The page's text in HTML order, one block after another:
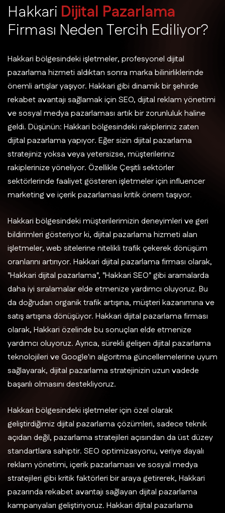
Hakkari Dijital Pazarlama
Firması NedenTercih Ediliyor?
Hakkari bölgesindeki işletmeler, profesyonel dijital
pazarlama hizmeti aldıktan sonra marka bilinirliklerinde
önemli artışlar yaşıyor. Hakkari gibi dinamik bir şehirde
rekabet avantajı sağlamak için SEO, dijital reklam yönetimi
ve sosyal medya pazarlaması artık bir zorunluluk haline
geldi. Düşünün: Hakkari bölgesindeki rakipleriniz zaten
dijital pazarlama yapıyor. Eğer sizin dijital pazarlama
stratejiniz yoksa veya yetersizse, müşterileriniz
rakiplerinize yöneliyor. Özellikle Çeşitli sektörler
sektörlerinde faaliyet gösteren işletmeler için influencer
marketing ve içerik pazarlaması kritik önem taşıyor.
Hakkari bölgesindeki müşterilerimizin deneyimleri ve geri
bildirimleri gösteriyor ki, dijital pazarlama hizmeti alan
işletmeler, web sitelerine nitelikli trafik çekerek dönüşüm
oranlarını artırıyor. Hakkari dijital pazarlama firması olarak,
"Hakkari dijital pazarlama", "Hakkari SEO" gibi aramalarda
daha iyi sıralamalar elde etmenize yardımcı oluyoruz. Bu
da doğrudan organik trafik artışına, müşteri kazanımına ve
satış artışına dönüşüyor. Hakkari dijital pazarlama firması
olarak, Hakkari özelinde bu sonuçları elde etmenize
yardımcı oluyoruz. Ayrıca, sürekli gelişen dijital pazarlama
teknolojileri ve Google'ın algoritma güncellemelerine uyum
sağlayarak, dijital pazarlama stratejinizin uzun vadede
başarılı olmasını destekliyoruz.
Hakkari bölgesindeki işletmeler için özel olarak
geliştirdiğimiz dijital pazarlama çözümleri, sadece teknik
açıdan değil, pazarlama stratejileri açısından da üst düzey
standartlara sahiptir. SEO optimizasyonu, veriye dayalı
reklam yönetimi, içerik pazarlaması ve sosyal medya
stratejileri gibi kritik faktörleri bir araya getirerek, Hakkari
pazarında rekabet avantajı sağlayan dijital pazarlama
kampanyaları geliştiriyoruz. Hakkari dijital pazarlama